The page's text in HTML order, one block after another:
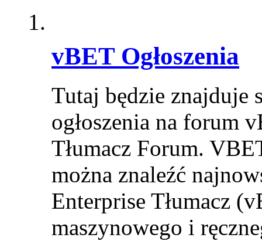
vBET Ogłoszenia
Tutaj będzie znajduje
ogłoszenia na forum
Tłumacz Forum.
można znaleźć
Enterprise Tłumacz
maszynowego i